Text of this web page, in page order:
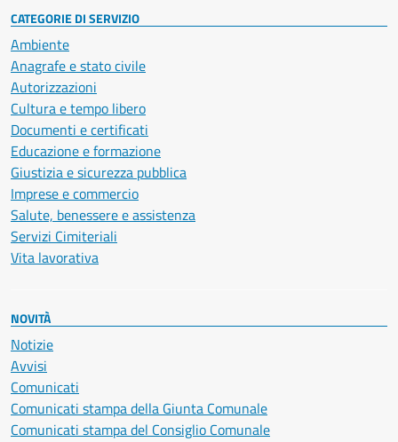
CATEGORIE DI SERVIZIO
Ambiente
Anagrafe e stato civile
Autorizzazioni
Cultura e tempo libero
Documenti e certificati
Educazione e formazione
Giustizia e sicurezza pubblica
Imprese e commercio
Salute, benessere e assistenza
Servizi Cimiteriali
Vita lavorativa
NOVITÀ
Notizie
Avvisi
Comunicati
Comunicati stampa della Giunta Comunale
Comunicati stampa del Consiglio Comunale